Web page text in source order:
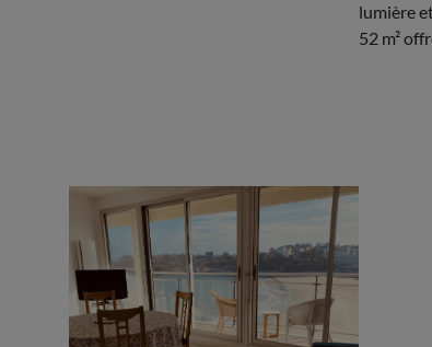
lumière
52 m²